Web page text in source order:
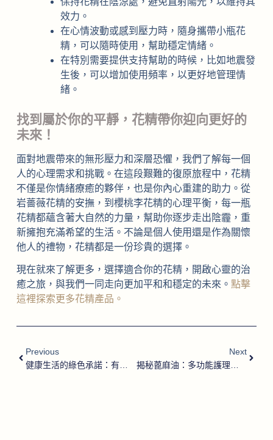
效力。
在心情波動或感到壓力時，隨身攜帶小瓶花
精，可以隨時使用，幫助穩定情緒。
在特別需要提供支持幫助的時候，比如地震發
生後，可以增加使用頻率，以更好地管理情
緒。
找到屬於你的平靜，花精帶你迎向更好的
未來！
面對地震帶來的無形壓力和深層恐懼，我們了解每一個
人的心理需求和挑戰。在這段艱難的復原旅程中，花精
不僅是你情緒療癒的夥伴，也是你內心重建的助力。從
岩薔薇花精的安撫，到櫻桃李花精的心理平衡，每一瓶
花精都蘊含著大自然的力量，幫助你逐步走出陰霾，重
新擁抱充滿希望的生活。不論是個人使用還是作為關懷
他人的禮物，花精都是一份珍貴的選擇。
現在就來了解更多，選擇適合你的花精，開啟心靈的治
癒之旅，與我們一同走向更加平和和穩定的未來。 點擊
這裡探索更多花精產品。
Previous
健康生活的綠色承諾：有機認證選品指南
Next